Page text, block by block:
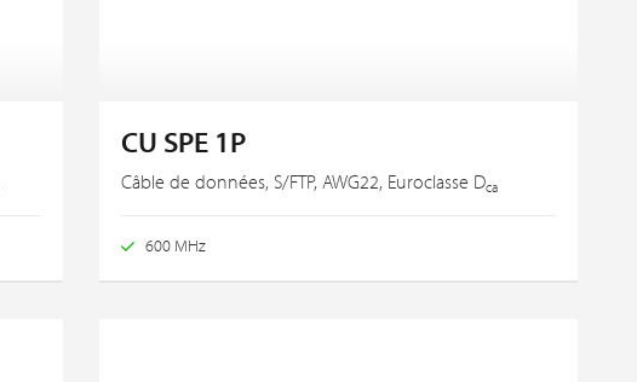
CU SPE 1P
Câble de données, S/FTP, AWG22, Euroclasse Dca
600 MHz